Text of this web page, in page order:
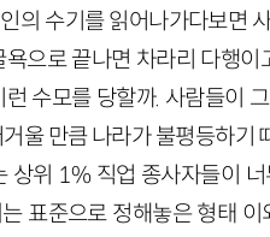
의 수기를 읽어나가다보면
으로 끝나면 차라리 다행
수모를 당할까. 사람들이
울 만큼 나라가 불평등하
상위 1% 직업 종사자들이
표준으로 정해놓은 형태